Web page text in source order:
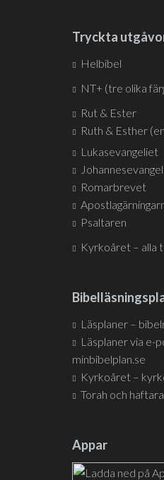
Tryckta
Helbibel
NT+ (tre olika
Rut & Ester
Ruth & Esther
Lukasevangeliet
Romarbrevet
Psaltaren
Kyrkoåret – alla
Läsplaner –
Läsplaner via e-
minbibelplan.se
Kyrkoåret –
Torah och
Appar